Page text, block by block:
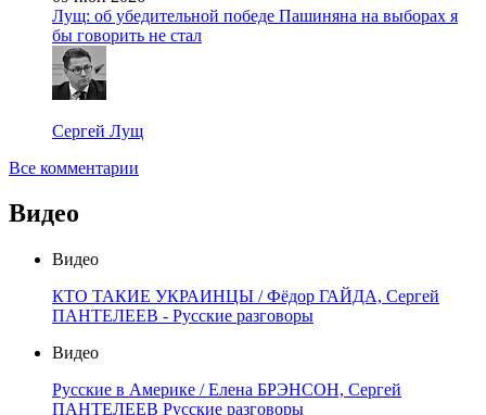
Лущ: об убедительной победе Пашиняна на выборах я
бы говорить не стал
Сергей Лущ
Все комментарии
Видео
Видео
КТО ТАКИЕ УКРАИНЦЫ / Фёдор ГАЙДА, Сергей
ПАНТЕЛЕЕВ - Русские разговоры
Видео
Русские в Америке / Елена БРЭНСОН, Сергей
ПАНТЕЛЕЕВ Русские разговоры